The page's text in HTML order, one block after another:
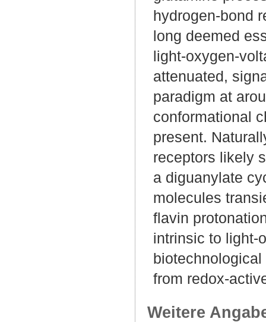
hydrogen-bond
long deemed
light-oxygen-
attenuated,
paradigm at
conformational
present.
receptors likely
a diguanylate
molecules
flavin
intrinsic to light-
from redox-
Weitere